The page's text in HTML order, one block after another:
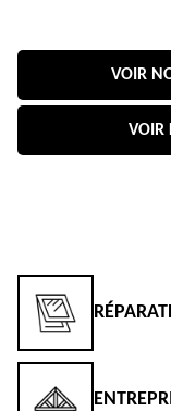
VOIR
VOIR